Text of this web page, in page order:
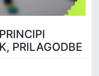
PRILAGODBE